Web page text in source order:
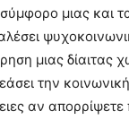
μιας και
μιας δίαιτας
την
αν